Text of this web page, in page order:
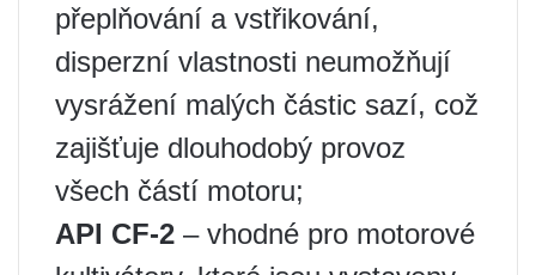
přeplňování a vstřikování,
disperzní vlastnosti neumožňují
vysrážení malých částic sazí, což
zajišťuje dlouhodobý provoz
všech částí motoru;
API CF-2 – vhodné pro motorové